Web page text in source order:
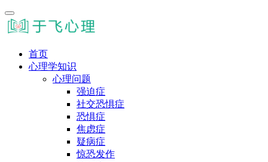
首页
心理学知识
心理问题
强迫症
社交恐惧症
恐惧症
焦虑症
疑病症
惊恐发作